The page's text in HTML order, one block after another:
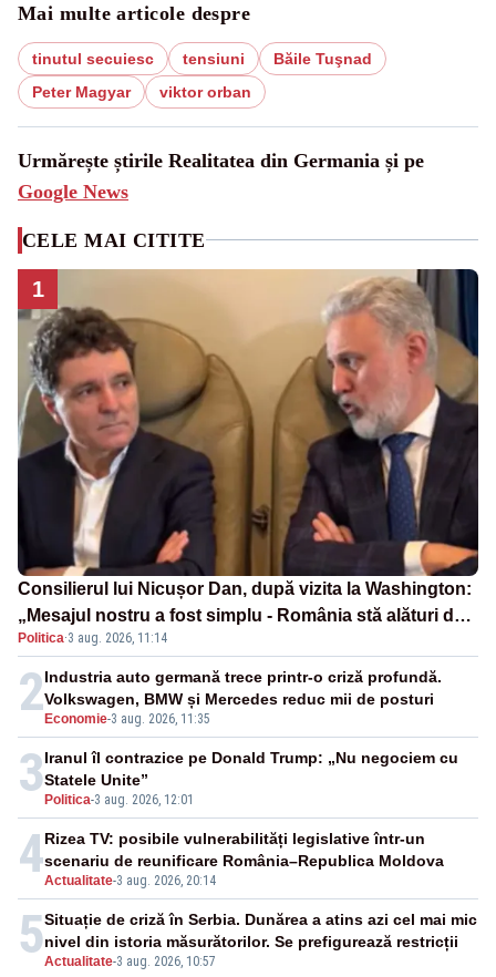
Mai multe articole despre
tinutul secuiesc tensiuni
Băile Tuşnad
Peter Magyar
viktor orban
Urmărește știrile Realitatea din Germania și pe
Google News
CELE MAI CITITE
1
Consilierul lui Nicușor Dan, după vizita la Washington:
„Mesajul nostru a fost simplu - România stă alături de
Statele Unite”
Politica·3 aug. 2026, 11:14
2 Economie-3 aug. 2026, 11:35
Industria auto germană trece printr-o criză profundă.
Volkswagen, BMW și Mercedes reduc mii de posturi
3 Politica-3 aug. 2026, 12:01
Iranul îl contrazice pe Donald Trump: „Nu negociem cu
Statele Unite”
4Actualitate-3 aug. 2026, 20:14
Rizea TV: posibile vulnerabilități legislative într-un
scenariu de reunificare România–Republica Moldova
5Actualitate-3 aug. 2026, 10:57
Situație de criză în Serbia. Dunărea a atins azi cel mai mic
nivel din istoria măsurătorilor. Se prefigurează restricții